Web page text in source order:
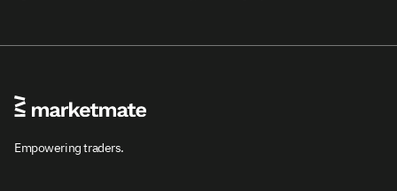
Empowering traders.